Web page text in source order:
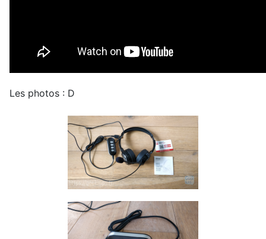
Les photos : D